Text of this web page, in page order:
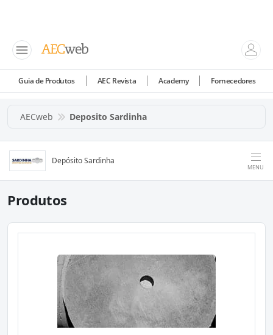
Guia de Produtos AEC Revista Academy Fornecedores
AECweb Deposito Sardinha
Depósito Sardinha
MENU
Produtos